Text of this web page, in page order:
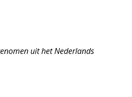
uit het Nederlands